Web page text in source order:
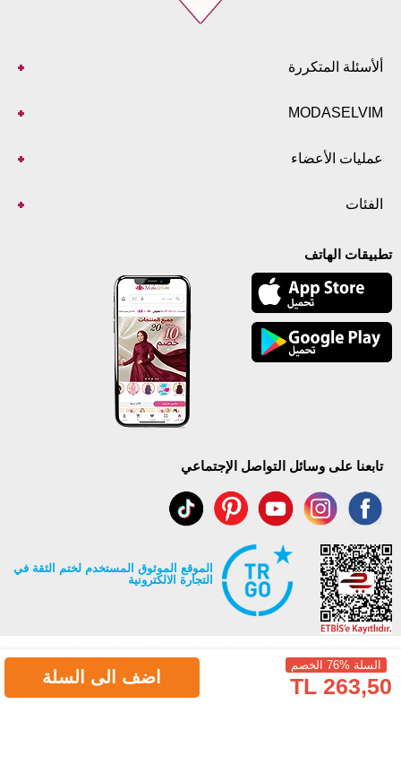
السلة %76 الخصم
263,50 TL اضف الى السلة
ألأسئلة المتكررة
MODASELVIM
عمليات الأعضاء
الفئات
تطبيقات الهاتف
تابعنا على وسائل التواصل الإجتماعي
الموقع الموثوق المستخدم لختم الثقة في
التجارة الالكترونية
جميع حقوق Modaselvim محفوظة ©2026